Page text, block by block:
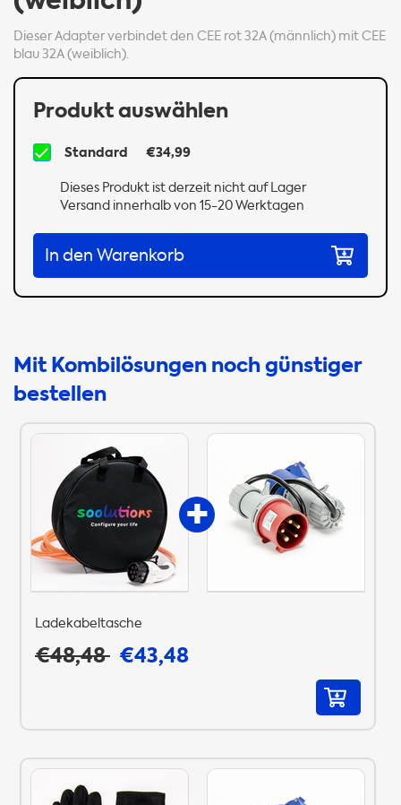
Dieser Adapter verbindet den CEE rot 32A (männlich) mit CEE
blau 32A (weiblich).
Produkt auswählen
Standard €34,99
Dieses Produkt ist derzeit nicht auf Lager
Versand innerhalb von 15-20 Werktagen
In den Warenkorb
Mit Kombilösungen noch günstiger
bestellen
Ladekabeltasche
€48,48 €43,48